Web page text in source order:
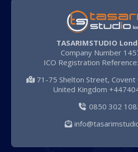
TASARIMSTUDIO
Company Number
ICO Registration
71-75 Shelton Street, Covent
United Kingdom
0850 302